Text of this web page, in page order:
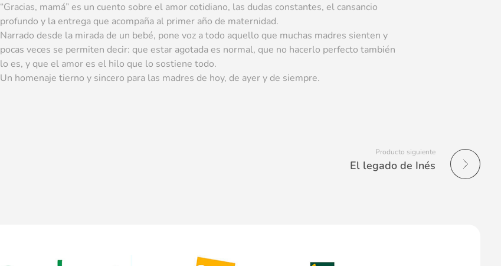
“Gracias, mamá” es un cuento sobre el amor cotidiano, las dudas constantes, el cansancio
profundo y la entrega que acompaña al primer año de maternidad.
Narrado desde la mirada de un bebé, pone voz a todo aquello que muchas madres sienten y
pocas veces se permiten decir: que estar agotada es normal, que no hacerlo perfecto también
lo es, y que el amor es el hilo que lo sostiene todo.
Un homenaje tierno y sincero para las madres de hoy, de ayer y de siempre.
Producto siguiente
El legado de Inés